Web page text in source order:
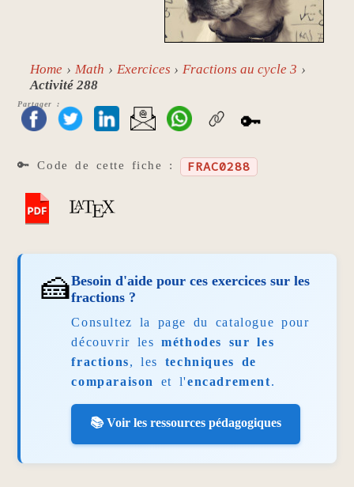
Home Math Exercices
Fractions au cycle 3
Activité 288
Partager :
🔑
🔑 Code de cette fiche : FRAC0288
🍰Besoin d'aide pour ces exercices sur les
fractions ?
Consultez la page du catalogue pour
découvrir lesméthodes sur les
fractions, les techniques de
comparaison
et l'encadrement.
📚 Voir les ressources pédagogiques